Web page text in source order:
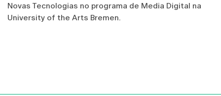
Novas Tecnologias no programa de Media Digital na
University of the Arts Bremen.